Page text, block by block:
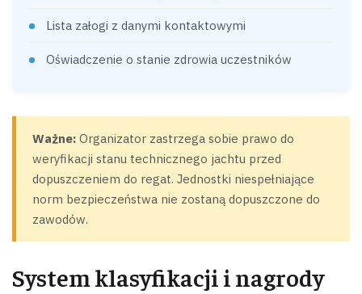
Lista załogi z danymi kontaktowymi
Oświadczenie o stanie zdrowia uczestników
Ważne: Organizator zastrzega sobie prawo do
weryfikacji stanu technicznego jachtu przed
dopuszczeniem do regat. Jednostki niespełniające
norm bezpieczeństwa nie zostaną dopuszczone do
zawodów.
System klasyfikacji i nagrody